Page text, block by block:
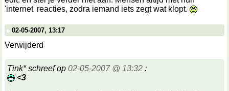
'internet' reacties, zodra iemand iets zegt wat klopt.
02-05-2007, 13:17
Verwijderd
Tink* schreef op 02-05-2007 @ 13:32 :
<3